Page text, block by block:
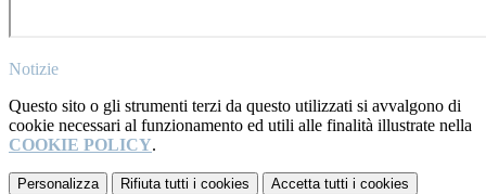
Notizie
Questo sito o gli strumenti terzi da questo utilizzati si avvalgono di
cookie necessari al funzionamento ed utili alle finalità illustrate nella
COOKIE POLICY.
Personalizza Rifiuta tutti i cookies Accetta tutti i cookies